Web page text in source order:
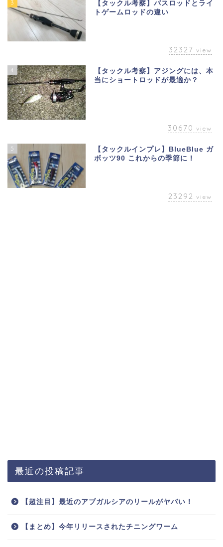
3
【タックル考察】バスロッドとライ
トゲームロッドの違い
32327 view
4
【タックル考察】アジングには、本
当にショートロッドが最適か？
30670 view
5
【タックルインプレ】BlueBlue ガ
ボッツ90 これからの季節に！
23292 view
最近の投稿記事
【超注目】最近のアブガルシアのリールがヤバい！
【まとめ】今年リリースされたチニングワーム